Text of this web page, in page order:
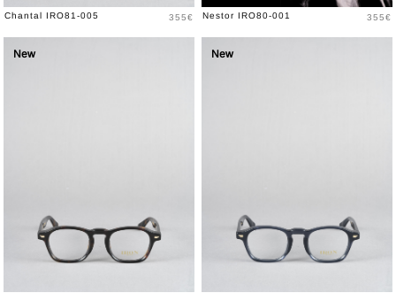
Chantal IRO81-005 Prix
355€ Nestor IRO80-001 Prix
355€
New New